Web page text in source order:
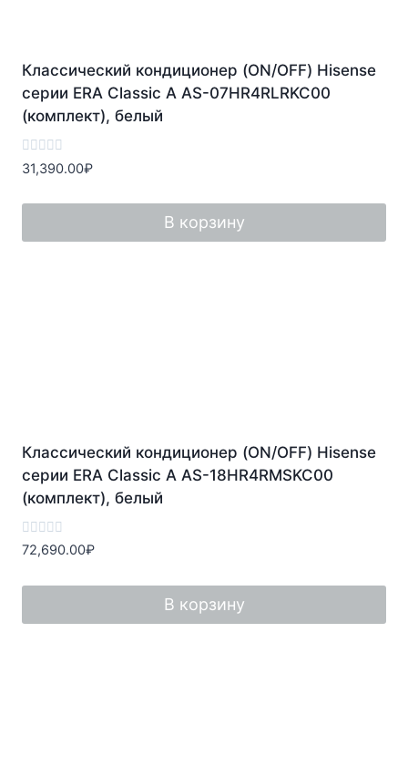
Классический кондиционер (ON/OFF) Hisense
серии ERA Classic A AS-07HR4RLRKC00
(комплект), белый
Оценка
0
5
31,390.00₽
В корзину
Классический кондиционер (ON/OFF) Hisense
серии ERA Classic A AS-18HR4RMSKC00
(комплект), белый
Оценка
0
5
72,690.00₽
В корзину